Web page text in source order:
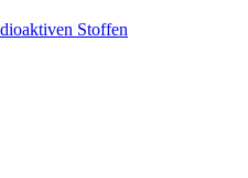
Stoffen